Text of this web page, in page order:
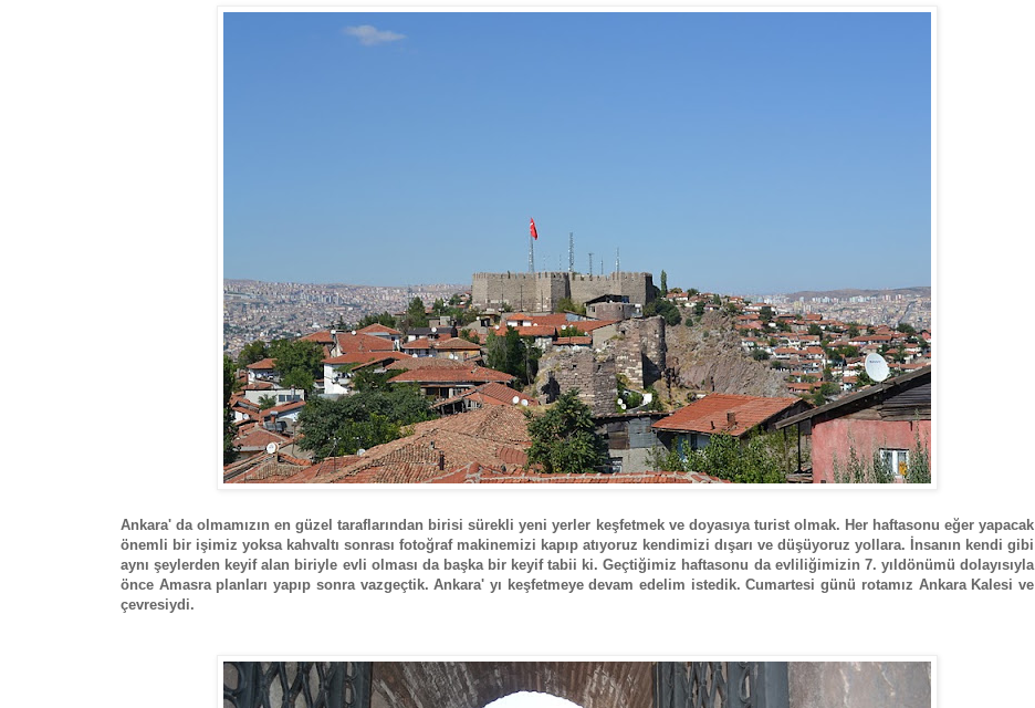
Ankara' da olmamızın en güzel taraflarından birisi sürekli yeni yerler keşfetmek ve doyasıya turist olmak. Her haftasonu eğer yapacak
önemli bir işimiz yoksa kahvaltı sonrası fotoğraf makinemizi kapıp atıyoruz kendimizi dışarı ve düşüyoruz yollara. İnsanın kendi gibi
aynı şeylerden keyif alan biriyle evli olması da başka bir keyif tabii ki. Geçtiğimiz haftasonu da evliliğimizin 7. yıldönümü dolayısıyla
önce Amasra planları yapıp sonra vazgeçtik. Ankara' yı keşfetmeye devam edelim istedik. Cumartesi günü rotamız Ankara Kalesi ve
çevresiydi.